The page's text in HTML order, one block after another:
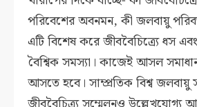
পরিবেশের অবনমন, কী জলবায়ু
এটি বিশেষ করে জীববৈচিত্র্যে ধস
বৈশ্বিক সমস্যা। কাজেই আসল
আসতে হবে। সাম্প্রতিক বিশ্ব জলবায়ু